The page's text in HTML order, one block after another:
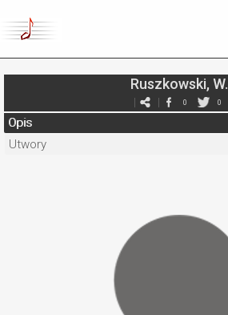
Ruszkowski, W.
0 0
Opis
Utwory